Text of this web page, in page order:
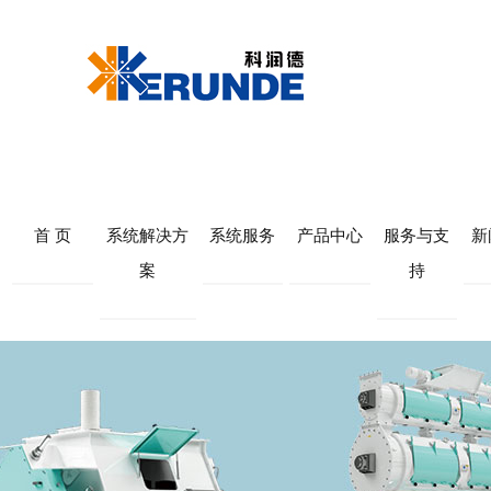
首 页
系统解决方
案
系统服务 产品中心
服务与支
持